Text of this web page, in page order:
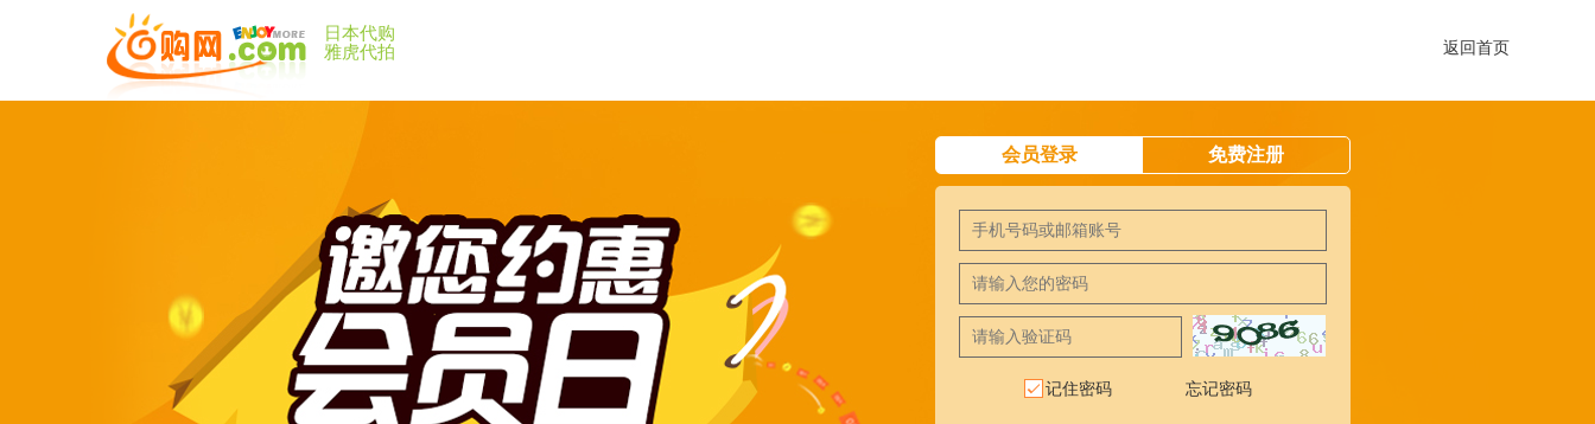
日本代购
雅虎代拍
返回首页
会员登录 免费注册
记住密码 忘记密码